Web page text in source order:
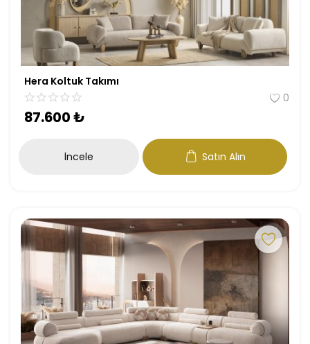
Hera Koltuk Takımı
0
87.600₺
İncele Satın Alın